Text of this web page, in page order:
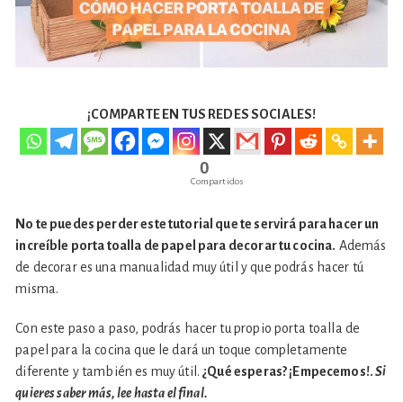
¡COMPARTE EN TUS REDES SOCIALES!
0
Compartidos
No te puedes perder este tutorial que te servirá para hacer un
increíble porta toalla de papel para decorar tu cocina. Además
de decorar es una manualidad muy útil y que podrás hacer tú
misma.
Con este paso a paso, podrás hacer tu propio porta toalla de
papel para la cocina que le dará un toque completamente
diferente y también es muy útil.¿Qué esperas? ¡Empecemos!.Si
quieres saber más, lee hasta el final.